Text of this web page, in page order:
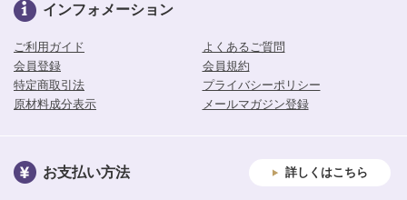
インフォメーション
ご利用ガイド
よくあるご質問
会員登録
会員規約
特定商取引法
プライバシーポリシー
原材料成分表示
メールマガジン登録
お支払い方法 詳しくはこちら